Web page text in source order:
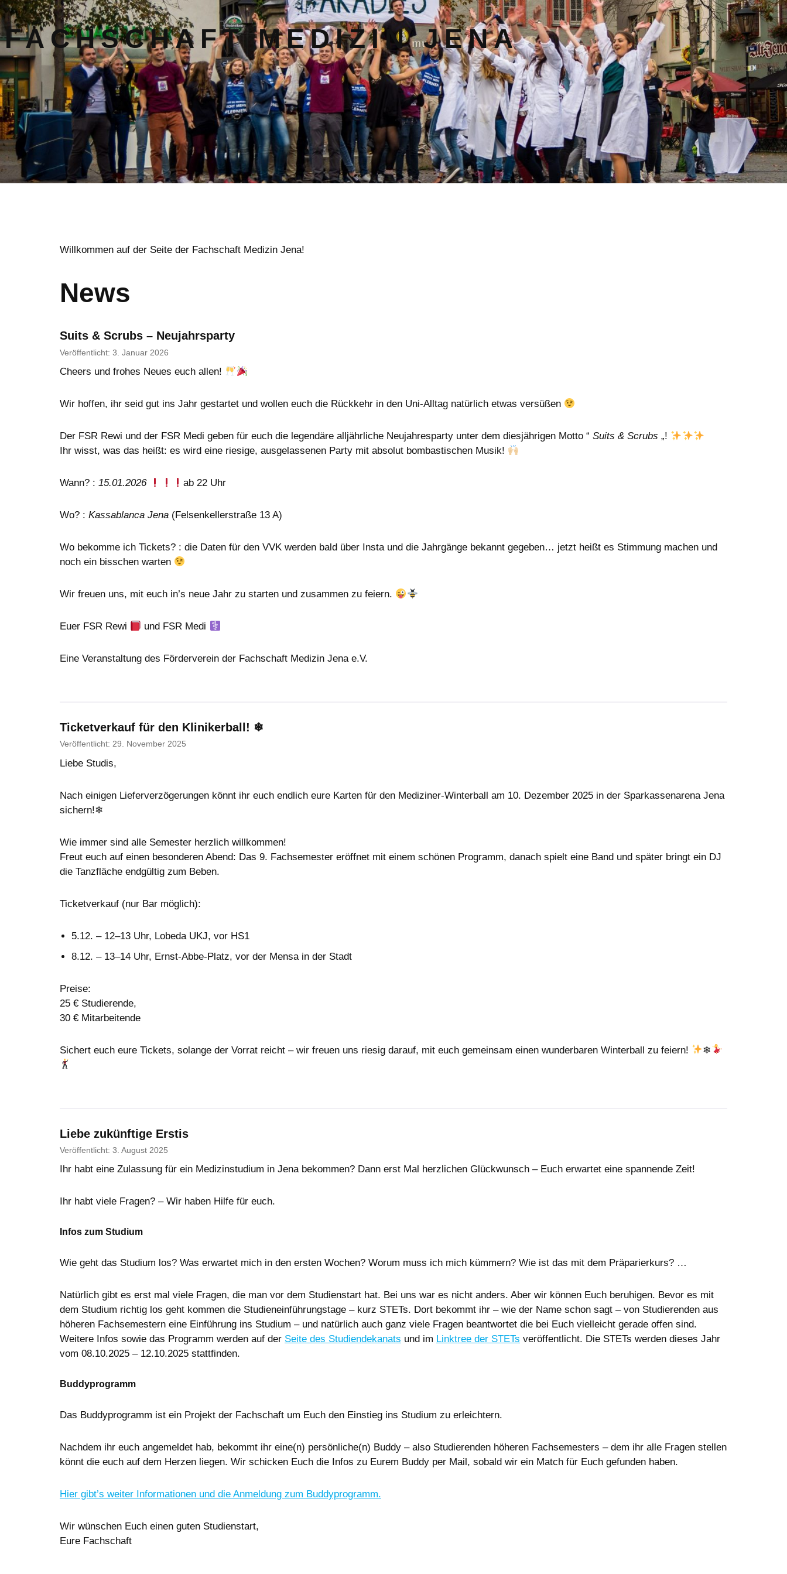
FACHSCHAFT MEDIZIN JENA
Willkommen auf der Seite der Fachschaft Medizin Jena!
News
Suits & Scrubs – Neujahrsparty
Veröffentlicht: 3. Januar 2026
Cheers und frohes Neues euch allen!
Wir hoffen, ihr seid gut ins Jahr gestartet und wollen euch die Rückkehr in den Uni-Alltag natürlich etwas versüßen
Der FSR Rewi und der FSR Medi geben für euch die legendäre alljährliche Neujahresparty unter dem diesjährigen Motto “ Suits & Scrubs „!
Ihr wisst, was das heißt: es wird eine riesige, ausgelassenen Party mit absolut bombastischen Musik!
Wann? : 15.01.2026 ab 22 Uhr
Wo? : Kassablanca Jena (Felsenkellerstraße 13 A)
Wo bekomme ich Tickets? : die Daten für den VVK werden bald über Insta und die Jahrgänge bekannt gegeben… jetzt heißt es Stimmung machen und
noch ein bisschen warten
Wir freuen uns, mit euch in’s neue Jahr zu starten und zusammen zu feiern.
Euer FSR Rewi und FSR Medi
Eine Veranstaltung des Förderverein der Fachschaft Medizin Jena e.V.
Ticketverkauf für den Klinikerball! ❄
Veröffentlicht: 29. November 2025
Liebe Studis,
Nach einigen Lieferverzögerungen könnt ihr euch endlich eure Karten für den Mediziner-Winterball am 10. Dezember 2025 in der Sparkassenarena Jena
sichern!❄
Wie immer sind alle Semester herzlich willkommen!
Freut euch auf einen besonderen Abend: Das 9. Fachsemester eröffnet mit einem schönen Programm, danach spielt eine Band und später bringt ein DJ
die Tanzfläche endgültig zum Beben.
Ticketverkauf (nur Bar möglich):
5.12. – 12–13 Uhr, Lobeda UKJ, vor HS1
8.12. – 13–14 Uhr, Ernst-Abbe-Platz, vor der Mensa in der Stadt
Preise:
25 € Studierende,
30 € Mitarbeitende
Sichert euch eure Tickets, solange der Vorrat reicht – wir freuen uns riesig darauf, mit euch gemeinsam einen wunderbaren Winterball zu feiern! ❄
Liebe zukünftige Erstis
Veröffentlicht: 3. August 2025
Ihr habt eine Zulassung für ein Medizinstudium in Jena bekommen? Dann erst Mal herzlichen Glückwunsch – Euch erwartet eine spannende Zeit!
Ihr habt viele Fragen? – Wir haben Hilfe für euch.
Infos zum Studium
Wie geht das Studium los? Was erwartet mich in den ersten Wochen? Worum muss ich mich kümmern? Wie ist das mit dem Präparierkurs? …
Natürlich gibt es erst mal viele Fragen, die man vor dem Studienstart hat. Bei uns war es nicht anders. Aber wir können Euch beruhigen. Bevor es mit
dem Studium richtig los geht kommen die Studieneinführungstage – kurz STETs. Dort bekommt ihr – wie der Name schon sagt – von Studierenden aus
höheren Fachsemestern eine Einführung ins Studium – und natürlich auch ganz viele Fragen beantwortet die bei Euch vielleicht gerade offen sind.
Weitere Infos sowie das Programm werden auf der Seite des Studiendekanats und im Linktree der STETs veröffentlicht. Die STETs werden dieses Jahr
vom 08.10.2025 – 12.10.2025 stattfinden.
Buddyprogramm
Das Buddyprogramm ist ein Projekt der Fachschaft um Euch den Einstieg ins Studium zu erleichtern.
Nachdem ihr euch angemeldet hab, bekommt ihr eine(n) persönliche(n) Buddy – also Studierenden höheren Fachsemesters – dem ihr alle Fragen stellen
könnt die euch auf dem Herzen liegen. Wir schicken Euch die Infos zu Eurem Buddy per Mail, sobald wir ein Match für Euch gefunden haben.
Hier gibt’s weiter Informationen und die Anmeldung zum Buddyprogramm.
Wir wünschen Euch einen guten Studienstart,
Eure Fachschaft